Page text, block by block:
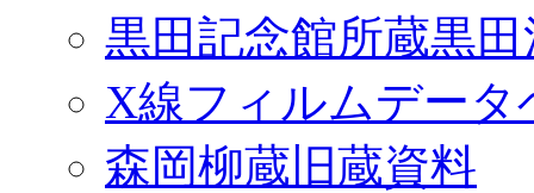
黒田記念館所蔵黒
X線フィルムデータ
森岡柳蔵旧蔵資料